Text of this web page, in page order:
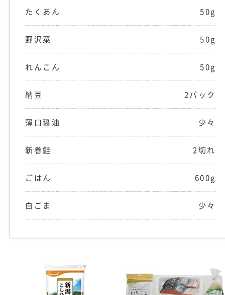
たくあん 50g
野沢菜 50g
れんこん 50g
納豆 2パック
薄口醤油 少々
新巻鮭 2切れ
ごはん 600g
白ごま 少々